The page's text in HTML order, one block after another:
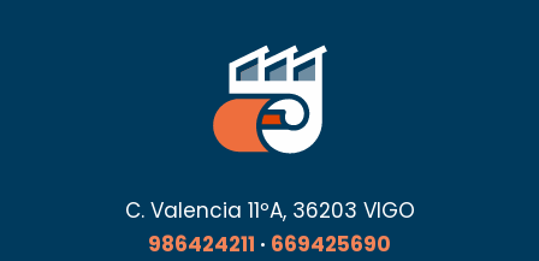
C. Valencia 11ºA, 36203 VIGO
986424211 · 669425690